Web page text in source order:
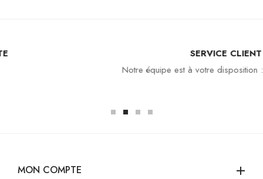
Notre équipe est à votre disposition : 04 94 94 97 80
MON COMPTE add